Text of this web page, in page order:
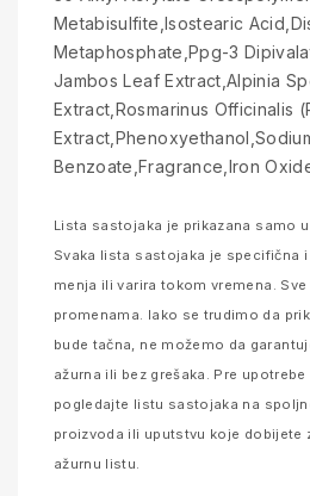
Metabisulfite,Isostearic
Metaphosphate,Ppg-3
Jambos Leaf Extract,Alpinia
Extract,Rosmarinus Officinalis
Benzoate,Fragrance,Iron
Lista sastojaka je prikazana samo
Svaka lista sastojaka je specifična
menja ili varira tokom vremena.
promenama. Iako se trudimo da
bude tačna, ne možemo da
ažurna ili bez grešaka. Pre
pogledajte listu sastojaka na
proizvoda ili uputstvu koje dobijete
ažurnu listu.